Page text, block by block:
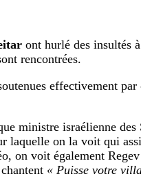
ont hurlé des insultés
rencontrées.
effectivement
ministre israélienne
laquelle on la voit qui
on voit également
« Puisse votre